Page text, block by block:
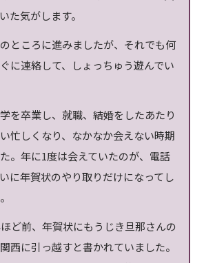
た気がします。
ところに進みましたが、それでも何
に連絡して、しょっちゅう遊んでい
を卒業し、就職、結婚をしたあたり
忙しくなり、なかなか会えない時期
。年に1度は会えていたのが、電話
に年賀状のやり取りだけになってし
ど前、年賀状にもうじき旦那さんの
西に引っ越すと書かれていました。